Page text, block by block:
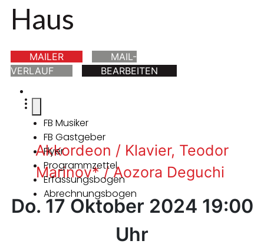
Haus
MAILER
MAIL-
VERLAUF
BEARBEITEN
FB Musiker
FB Gastgeber
Flyer
Programmzettel
Erfassungsbogen
Abrechnungsbogen
Akkordeon / Klavier, Teodor
Marinov* / Aozora Deguchi
Do. 17 Oktober 2024 19:00
Uhr